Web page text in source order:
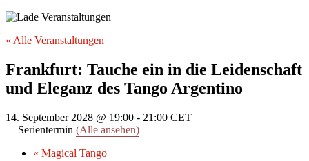
« Alle Veranstaltungen
Frankfurt: Tauche ein in die Leidenschaft
und Eleganz des Tango Argentino
14. September 2028 @ 19:00 - 21:00 CET
Serientermin (Alle ansehen)
« Magical Tango